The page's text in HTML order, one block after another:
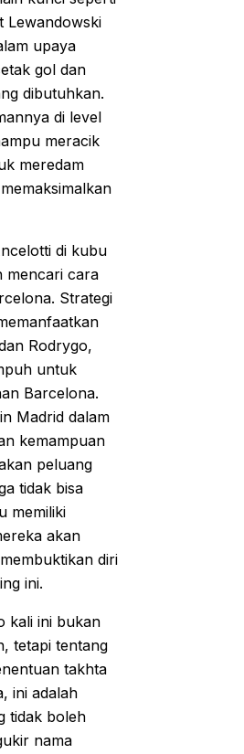
Lewandowski
upaya
gol dan
dibutuhkan.
di level
meracik
meredam
di kubu
mencari cara
Strategi
Rodrygo,
untuk
Barcelona.
Madrid dalam
kemampuan
peluang
tidak bisa
memiliki
akan
diri
ini.
kali ini bukan
tetapi tentang
takhta
ini adalah
tidak boleh
nama